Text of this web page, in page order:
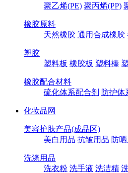
聚乙烯(PE) 聚丙烯(PP)
橡胶原料
天然橡胶 通用合成橡胶
塑胶
塑料板 橡胶板 塑料棒
橡胶配合材料
硫化体系配合剂 防护体
化妆品网
美容护肤产品(成品区)
美白用品 抗皱用品 防
洗涤用品
洗衣粉 洗手液 洗洁精